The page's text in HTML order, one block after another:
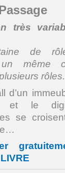
très
de
un même
rôles.
d’un
le
se